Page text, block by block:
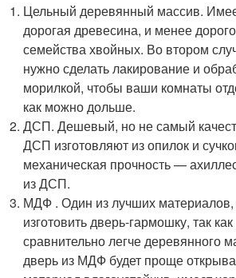
Цельный деревянный массив.
дорогая древесина, и менее
семейства хвойных. Во втором
нужно сделать лакирование и
морилкой, чтобы ваши комнаты
как можно дольше.
ДСП. Дешевый, но не самый
ДСП изготовляют из опилок и
механическая прочность —
из ДСП.
МДФ . Один из лучших материалов,
изготовить дверь-гармошку, так
сравнительно легче деревянного
дверь из МДФ будет проще